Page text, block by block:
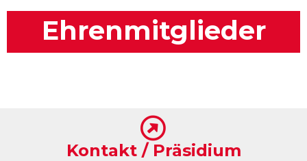
Ehrenmitglieder
Kontakt / Präsidium